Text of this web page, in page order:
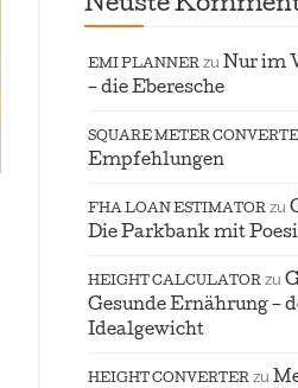
Neuste
EMI PLANNER zu Nur im
– die Eberesche
SQUARE METER
Empfehlungen
FHA LOAN ESTIMATOR zu
Die Parkbank mit
HEIGHT CALCULATOR zu
Gesunde Ernährung –
Idealgewicht
HEIGHT CONVERTER zu